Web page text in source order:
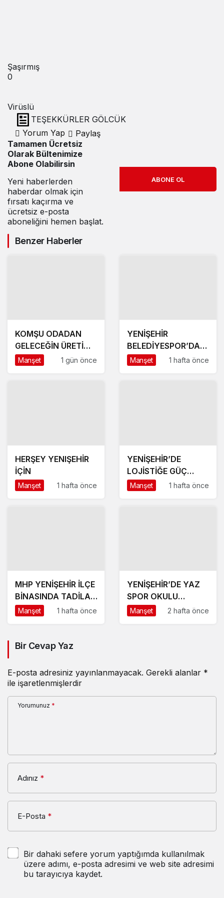
Şaşırmış
0
Virüslü
TEŞEKKÜRLER GÖLCÜK
Yorum Yap
Paylaş
Tamamen Ücretsiz
Olarak Bültenimize
Abone Olabilirsin
Yeni haberlerden
haberdar olmak için
fırsatı kaçırma ve
ücretsiz e-posta
aboneliğini hemen başlat.
ABONE OL
Benzer Haberler
KOMŞU ODADAN
GELECEĞİN ÜRETİM
ÜSSÜ YESAN’A
Manşet 1 gün önce
YENİŞEHİR
BELEDİYESPOR’DA
GÜÇLÜ YÖNETİM,
Manşet 1 hafta önce
HERŞEY YENIŞEHİR
İÇİN
Manşet 1 hafta önce
YENİŞEHİR’DE
LOJİSTİĞE GÜÇ
KATACAK ADIM
Manşet 1 hafta önce
MHP YENİŞEHİR İLÇE
BİNASINDA TADİLAT
BAŞLADI
Manşet 1 hafta önce
YENİŞEHİR’DE YAZ
SPOR OKULU
HEYECANI BAŞLADI
Manşet 2 hafta önce
Bir Cevap Yaz
E-posta adresiniz yayınlanmayacak. Gerekli alanlar *
ile işaretlenmişlerdir
Yorumunuz *
Adınız *
E-Posta *
Bir dahaki sefere yorum yaptığımda kullanılmak
üzere adımı, e-posta adresimi ve web site adresimi
bu tarayıcıya kaydet.